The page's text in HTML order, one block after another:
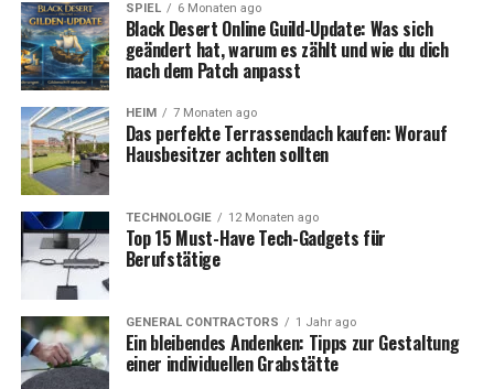
Silvia war zu diesem Zeitpunkt mit ihrer eigenen
Karriere beschäftigt, und Roland hatte mit den
Herausforderungen des Ruhms zu kämpfen. Die ersten
Monate ihrer Beziehung führten sie durch verschiedene
Städte und Länder, wobei sie immer wieder Zeit
miteinander verbrachten, wenn es die Terminpläne
erlaubten. Es war eine Beziehung auf Distanz, doch das
Paar wusste von Anfang an, dass es für den anderen
bestimmt war.
Ein weiteres Thema zum Lesen:
Ehefrau.
Die Hochzeit von Roland und
SPIEL 6 Monaten ago
Black Desert Online Guild-Update: Was sich
geändert hat, warum es zählt und wie du dich
nach dem Patch anpasst
HEIM 7 Monaten ago
Das perfekte Terrassendach kaufen: Worauf
Hausbesitzer achten sollten
TECHNOLOGIE 12 Monaten ago
Top 15 Must-Have Tech-Gadgets für
Berufstätige
GENERAL CONTRACTORS 1 Jahr ago
Ein bleibendes Andenken: Tipps zur Gestaltung
einer individuellen Grabstätte